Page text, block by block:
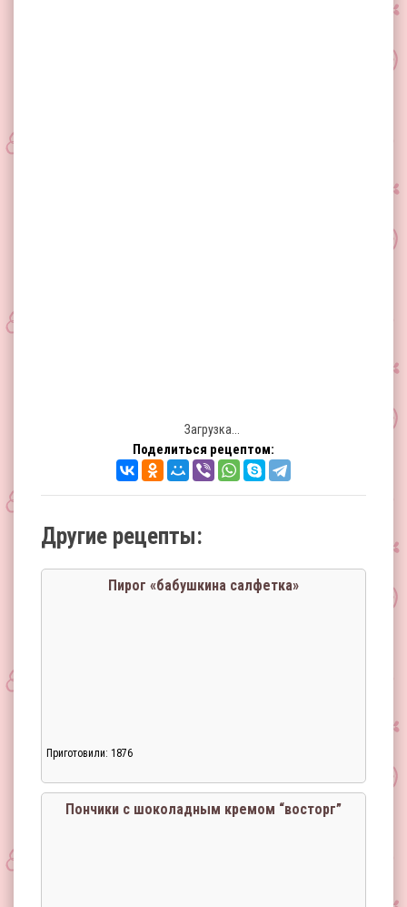
Загрузка...
Поделиться рецептом:
Другие рецепты:
Пирог «бабушкина салфетка»
Приготовили: 1876
Пончики с шоколадным кремом “восторг”